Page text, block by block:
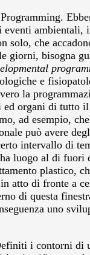
eventi ambientali,
solo, che
giorni, bisogna
e
la
organi di tutto
ad esempio,
può avere
intervallo di
luogo al di fuori
plastico,
atto di fronte a
di questa
uno
i contorni di